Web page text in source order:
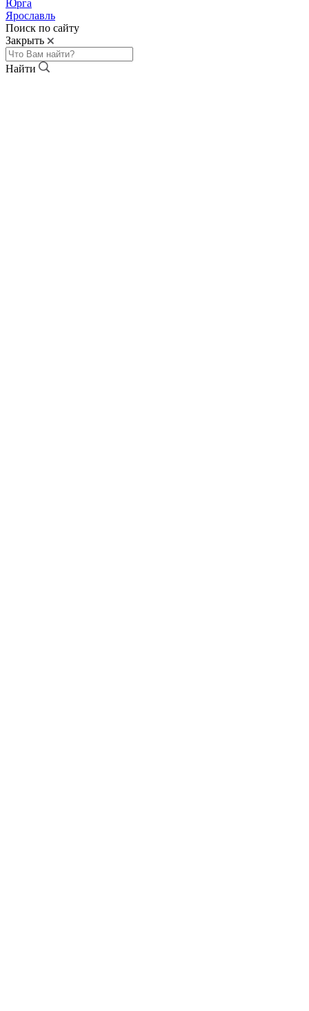
Юрга
Ярославль
Поиск по сайту
Закрыть
Найти